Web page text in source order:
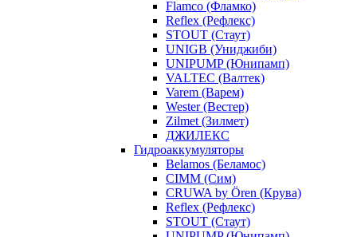
Flamco (Фламко)
Reflex (Рефлекс)
STOUT (Стаут)
UNIGB (Униджиби)
UNIPUMP (Юнипамп)
VALTEC (Валтек)
Varem (Варем)
Wester (Вестер)
Zilmet (Зилмет)
ДЖИЛЕКС
Гидроаккумуляторы
Belamos (Беламос)
CIMM (Сим)
CRUWA by Ören (Крува)
Reflex (Рефлекс)
STOUT (Стаут)